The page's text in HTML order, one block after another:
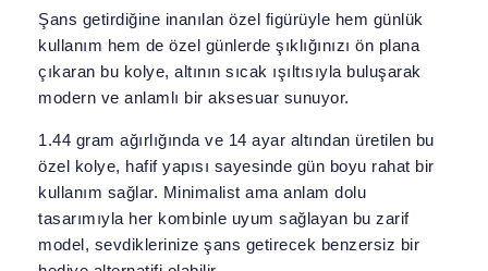
Şans getirdiğine inanılan özel figürüyle hem günlük
kullanım hem de özel günlerde şıklığınızı ön plana
çıkaran bu kolye, altının sıcak ışıltısıyla buluşarak
modern ve anlamlı bir aksesuar sunuyor.
1.44 gram ağırlığında ve 14 ayar altından üretilen bu
özel kolye, hafif yapısı sayesinde gün boyu rahat bir
kullanım sağlar. Minimalist ama anlam dolu
tasarımıyla her kombinle uyum sağlayan bu zarif
model, sevdiklerinize şans getirecek benzersiz bir